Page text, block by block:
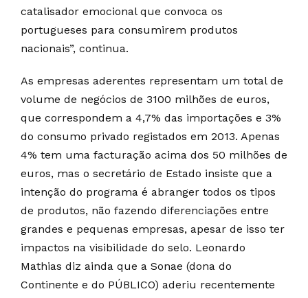
catalisador emocional que convoca os
portugueses para consumirem produtos
nacionais”, continua.
As empresas aderentes representam um total de
volume de negócios de 3100 milhões de euros,
que correspondem a 4,7% das importações e 3%
do consumo privado registados em 2013. Apenas
4% tem uma facturação acima dos 50 milhões de
euros, mas o secretário de Estado insiste que a
intenção do programa é abranger todos os tipos
de produtos, não fazendo diferenciações entre
grandes e pequenas empresas, apesar de isso ter
impactos na visibilidade do selo. Leonardo
Mathias diz ainda que a Sonae (dona do
Continente e do PÚBLICO) aderiu recentemente